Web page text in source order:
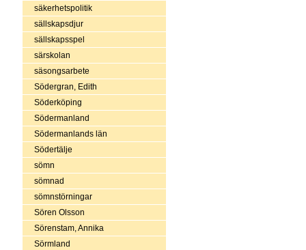
säkerhetspolitik
sällskapsdjur
sällskapsspel
särskolan
säsongsarbete
Södergran, Edith
Söderköping
Södermanland
Södermanlands län
Södertälje
sömn
sömnad
sömnstörningar
Sören Olsson
Sörenstam, Annika
Sörmland